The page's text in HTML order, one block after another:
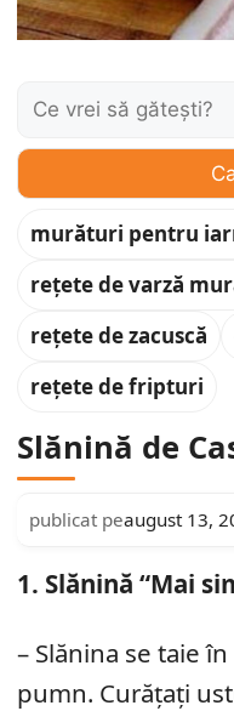
Caută:
murături pentru
rețete de varză
rețete de zacuscă
rețete de fripturi
Slănină de
publicat peaugust 13,
1. Slănină “Mai
– Slănina se taie
pumn. Curățați